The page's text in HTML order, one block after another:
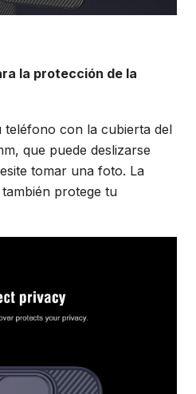
la protección de la
teléfono con la cubierta del
que puede deslizarse
tomar una foto. La
protege tu